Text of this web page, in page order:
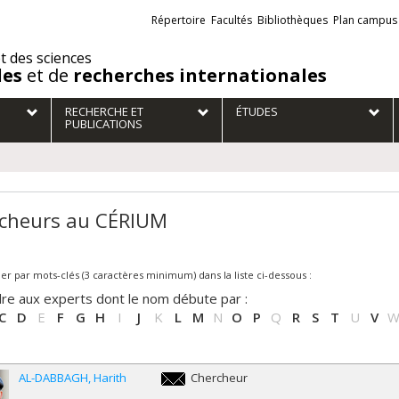
des sciences
et de recherches internationales
Liens
externes
Répertoire Facultés Bibliothèques Plan campus
RECHERCHE ET
PUBLICATIONS
ÉTUDES
au CÉRIUM
par mots-clés (3 caractères minimum) dans la liste ci-dessous :
aux experts dont le nom débute par :
D E F G H I J K L M N O P Q R S T U V W
AL-DABBAGH Harith
Chercheur